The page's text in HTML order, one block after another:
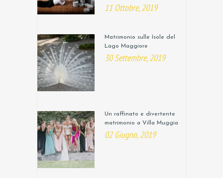
11 Ottobre, 2019
Matrimonio sulle Isole del
Lago Maggiore
30 Settembre, 2019
Un raffinato e divertente
matrimonio a Villa Muggia
02 Giugno, 2019